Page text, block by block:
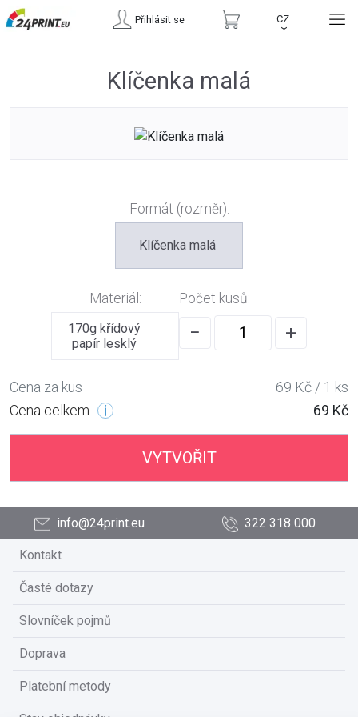
Přihlásit se CZ
›
Klíčenka malá
Formát (rozměr):
Klíčenka malá
Materiál:
170g křídový
papír lesklý
Počet kusů:
− +
Cena za kus
69 Kč / 1 ks
Cena celkem
69 Kč
VYTVOŘIT
info@24print.eu 322 318 000
Kontakt
Časté dotazy
Slovníček pojmů
Doprava
Platební metody